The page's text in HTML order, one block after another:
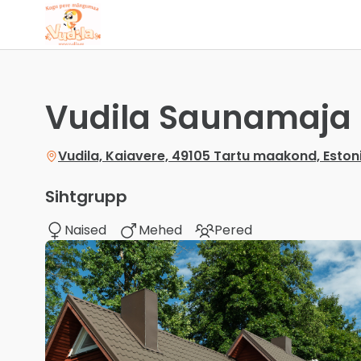
Vudila Saunamaja
Vudila, Kaiavere, 49105 Tartu maakond,
Sihtgrupp
Naised Mehed Pered